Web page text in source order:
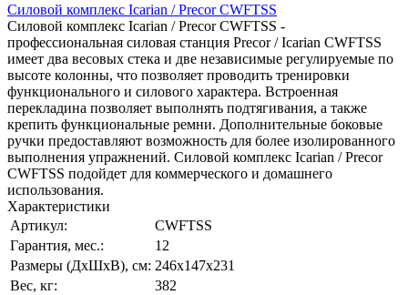
Силовой комплекс Icarian / Precor CWFTSS
Силовой комплекс Icarian / Precor CWFTSS -
профессиональная силовая станция Precor / Icarian CWFTSS
имеет два весовых стека и две независимые регулируемые по
высоте колонны, что позволяет проводить тренировки
функционального и силового характера. Встроенная
перекладина позволяет выполнять подтягивания, а также
крепить функциональные ремни. Дополнительные боковые
ручки предоставляют возможность для более изолированного
выполнения упражнений. Силовой комплекс Icarian / Precor
CWFTSS подойдет для коммерческого и домашнего
использования.
Характеристики
Артикул:
CWFTSS
Гарантия, мес.:
12
Размеры (ДхШхВ), см: 246x147x231
Вес, кг:
382